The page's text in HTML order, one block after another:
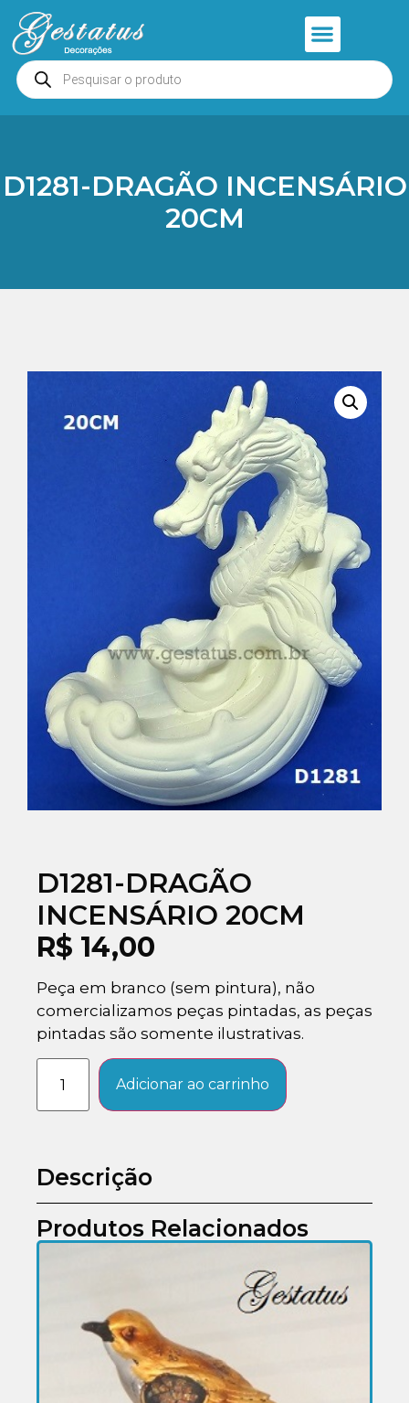
D1281-DRAGÃO INCENSÁRIO
20CM
D1281-DRAGÃO
INCENSÁRIO 20CM
R$ 14,00
Peça em branco (sem pintura), não
comercializamos peças pintadas, as peças
pintadas são somente ilustrativas.
Adicionar ao carrinho
Descrição
Produtos Relacionados